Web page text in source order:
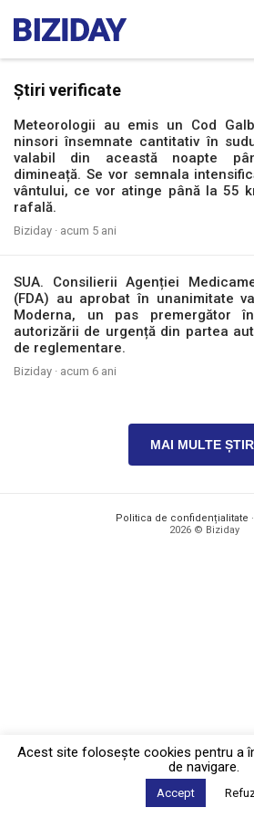
Știri verificate
Meteorologii au emis un Cod
ninsori însemnate cantitativ în
valabil din această noapte
dimineață. Se vor semnala
vântului, ce vor atinge până la 55
rafală.
Biziday · acum 5 ani
SUA. Consilierii Agenției
(FDA) au aprobat în unanimitate
Moderna, un pas premergător
autorizării de urgență din partea
de reglementare.
Biziday · acum 6 ani
MAI MULTE
Politica de confidențialitate ·
2026 © Biziday
Acest site foloseşte cookies pentru a
de navigare.
Accept